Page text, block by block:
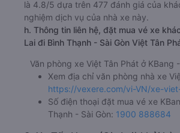
là 4.8/5 dựa trên 477 đánh giá của
nghiệm dịch vụ của nhà xe này.
h. Thông tin liên hệ, đặt mua vé xe
Lai đi Bình Thạnh - Sài Gòn Việt Tân
Văn phòng xe Việt Tân Phát ở KBang
Xem địa chỉ văn phòng nhà xe
https://vexere.com/vi-VN/xe-
Số điện thoại đặt mua vé xe
Thạnh - Sài Gòn: 1900 888684